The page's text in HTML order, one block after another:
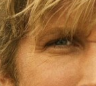
: หนังแอ็กชัน
Train ได้ Ryan
Blunt
ง 'The Fall Guy' ภาพ
ลงมาจากซีรีส์ในชื่อ